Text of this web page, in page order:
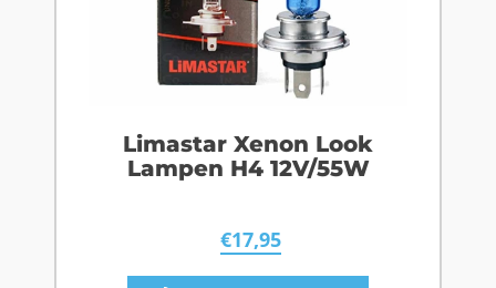
Limastar Xenon Look
Lampen H4 12V/55W
€17,95